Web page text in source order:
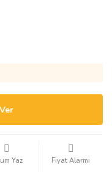
Yaz Fiyat Alarmı